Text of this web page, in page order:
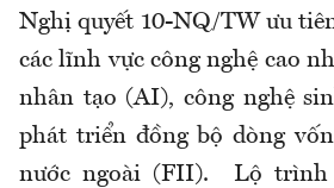
Nghị quyết 10-NQ/TW ưu
các lĩnh vực công nghệ cao
nhân tạo (AI), công nghệ
phát triển đồng bộ dòng
nước ngoài (FII). Lộ trình